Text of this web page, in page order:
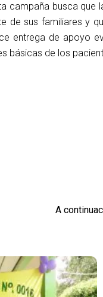
campaña busca que
de sus familiares y
entrega de apoyo
básicas de los
A